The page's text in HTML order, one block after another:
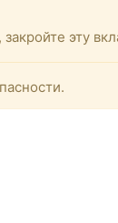
эту